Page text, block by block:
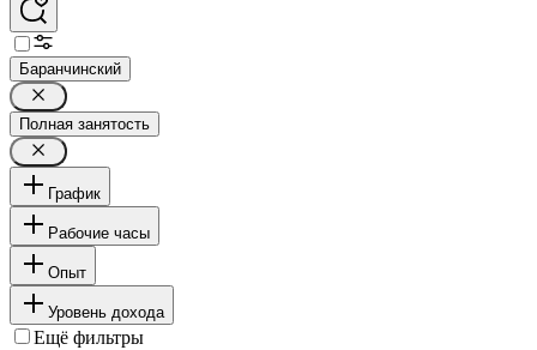
Баранчинский
Полная занятость
График
Рабочие часы
Опыт
Уровень дохода
Ещё фильтры